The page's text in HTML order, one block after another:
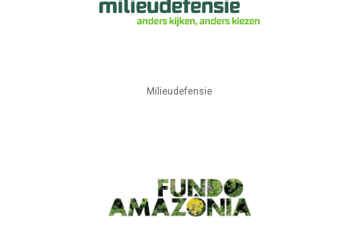
Milieudefensie